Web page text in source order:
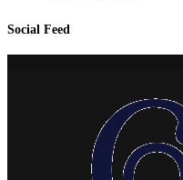
Social Feed